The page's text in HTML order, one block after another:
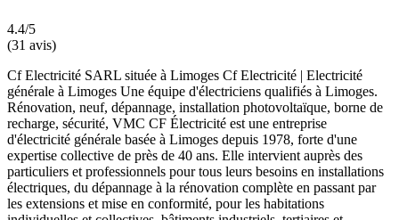
4.4/5
(31 avis)
Cf Electricité SARL située à Limoges Cf Electricité | Electricité
générale à Limoges Une équipe d'électriciens qualifiés à Limoges.
Rénovation, neuf, dépannage, installation photovoltaïque, borne de
recharge, sécurité, VMC CF Électricité est une entreprise
d'électricité générale basée à Limoges depuis 1978, forte d'une
expertise collective de près de 40 ans. Elle intervient auprès des
particuliers et professionnels pour tous leurs besoins en installations
électriques, du dépannage à la rénovation complète en passant par
les extensions et mise en conformité, pour les habitations